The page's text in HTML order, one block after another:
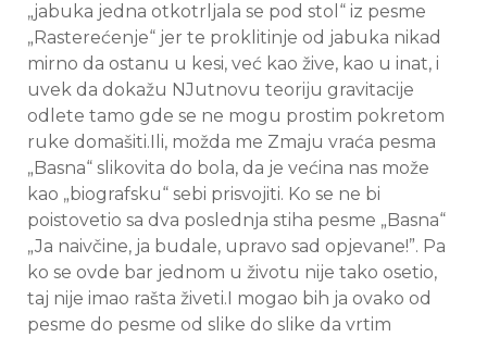
„jabuka jedna otkotrljala se pod stol“ iz pesme
„Rasterećenje“ jer te proklitinje od jabuka nikad
mirno da ostanu u kesi, već kao žive, kao u inat, i
uvek da dokažu NJutnovu teoriju gravitacije
odlete tamo gde se ne mogu prostim pokretom
ruke domašiti.Ili, možda me Zmaju vraća pesma
„Basna“ slikovita do bola, da je većina nas može
kao „biografsku“ sebi prisvojiti. Ko se ne bi
poistovetio sa dva poslednja stiha pesme „Basna“
„Ja naivčine, ja budale, upravo sad opjevane!”. Pa
ko se ovde bar jednom u životu nije tako osetio,
taj nije imao rašta živeti.I mogao bih ja ovako od
pesme do pesme od slike do slike da vrtim